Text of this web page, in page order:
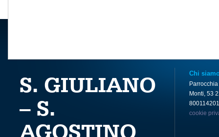
S. GIULIANO
– S.
Chi
Monti, 53
cookie